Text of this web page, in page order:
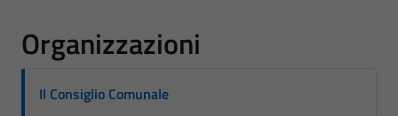
Organizzazioni
Il Consiglio Comunale